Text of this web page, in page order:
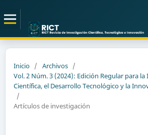
Inicio / Archivos /
Vol. 2 Núm. 3 (2024): Edición Regular para
Científica, el Desarrollo Tecnológico y la
/
Artículos de investigación